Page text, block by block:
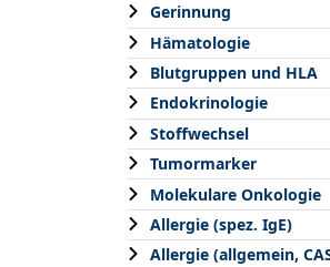
Gerinnung
Hämatologie
Blutgruppen und HLA
Endokrinologie
Stoffwechsel
Tumormarker
Molekulare Onkologie
Allergie (spez. IgE)
Allergie (allgemein,